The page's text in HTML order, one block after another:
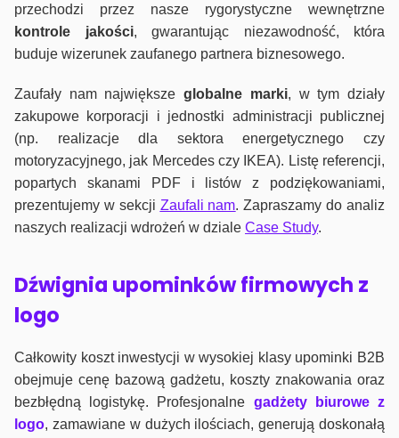
przechodzi przez nasze rygorystyczne wewnętrzne
kontrole jakości, gwarantując niezawodność, która
buduje wizerunek zaufanego partnera biznesowego.
Zaufały nam największeglobalne marki, w tym działy
zakupowe korporacji i jednostki administracji publicznej
(np. realizacje dla sektora energetycznego czy
motoryzacyjnego, jak Mercedes czy IKEA). Listę referencji,
popartych skanami PDF i listów z podziękowaniami,
prezentujemy w sekcji Zaufali nam. Zapraszamy do analiz
naszych realizacji wdrożeń w dziale Case Study.
Dźwignia upominków firmowych z
logo
Całkowity koszt inwestycji w wysokiej klasy upominki B2B
obejmuje cenę bazową gadżetu, koszty znakowania oraz
bezbłędną logistykę. Profesjonalne gadżety biurowe z
logo, zamawiane w dużych ilościach, generują doskonałą